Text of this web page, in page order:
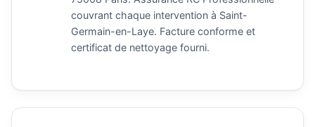
couvrant chaque intervention à Saint-
Germain-en-Laye. Facture conforme et
certificat de nettoyage fourni.